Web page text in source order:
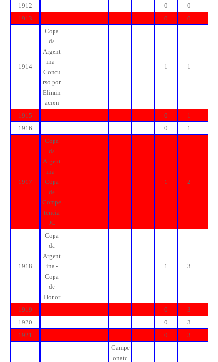
1912
0 0
1913
0 0
1914
Copa
da
Argent
ina -
Concu
rso por
Elimin
ación
1 1
1915 0 1
1916
0 1
1917
Copa
da
Argent
ina -
Copa
de
Compe
tencia
JC
1 2
1918
Copa
da
Argent
ina -
Copa
de
Honor
1 3
1919 0 3
1920
0 3
1921
0 3
Campe
onato